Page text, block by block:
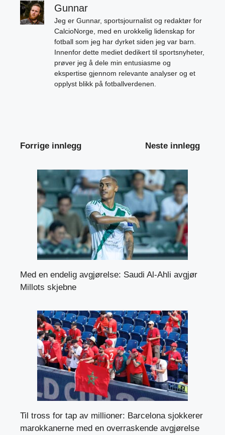
Gunnar
Jeg er Gunnar, sportsjournalist og redaktør for
CalcioNorge, med en urokkelig lidenskap for
fotball som jeg har dyrket siden jeg var barn.
Innenfor dette mediet dedikert til sportsnyheter,
prøver jeg å dele min entusiasme og
ekspertise gjennom relevante analyser og et
opplyst blikk på fotballverdenen.
Forrige innlegg Neste innlegg
Med en endelig avgjørelse: Saudi Al-Ahli avgjør
Millots skjebne
Til tross for tap av millioner: Barcelona sjokkerer
marokkanerne med en overraskende avgjørelse